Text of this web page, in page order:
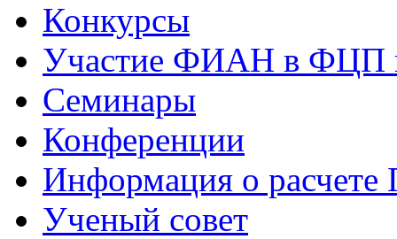
Конкурсы
Участие ФИАН в ФЦП
Семинары
Конференции
Информация о
Ученый совет